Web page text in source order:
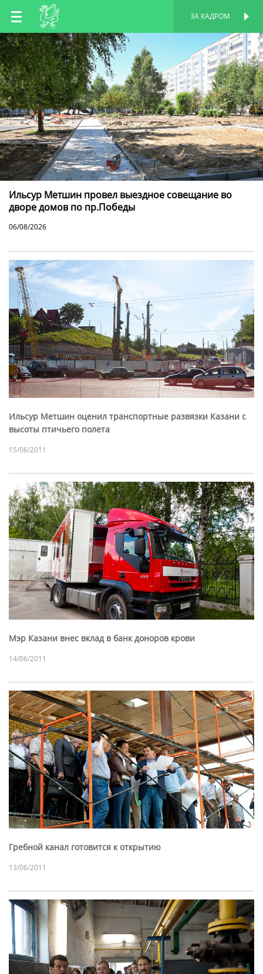
RU
EN
TT
ЗА КАДРОМ
Ильсур Метшин провел выездное совещание во
дворе домов по пр.Победы
06/08/2026
Ильсур Метшин оценил транспортные развязки Казани с
высоты птичьего полета
15/06/2011
Мэр Казани внес вклад в банк доноров крови
14/06/2011
Гребной канал готовится к открытию
13/06/2011
ПЕРСОНАЛЬНАЯ
СТРАНИЦА